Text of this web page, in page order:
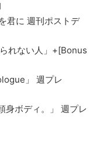
君に 週刊ポストデ
れない人」+[Bonus
」 週プレ
身ボディ。」 週プレ